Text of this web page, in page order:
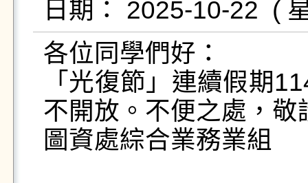
各位同學們好：
「光復節」連續假期
不開放。不便之處，敬
圖資處綜合業務業組